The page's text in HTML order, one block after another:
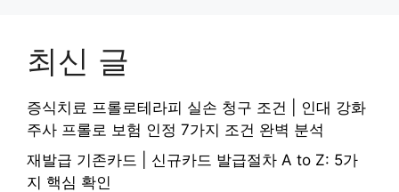
최신 글
증식치료 프롤로테라피 실손 청구 조건 | 인대 강화
주사 프롤로 보험 인정 7가지 조건 완벽 분석
재발급 기존카드 | 신규카드 발급절차 A to Z: 5가
지 핵심 확인